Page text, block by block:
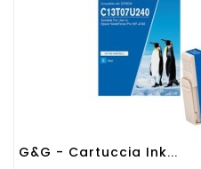
G&G - Cartuccia Ink...